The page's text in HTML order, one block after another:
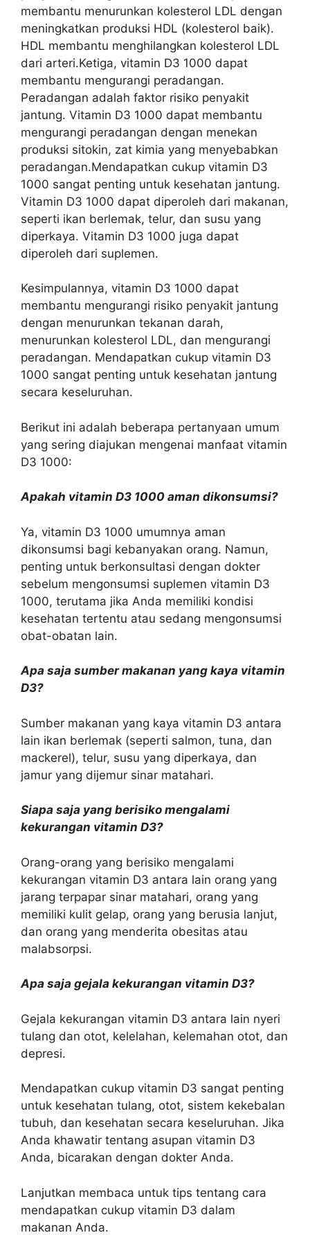
membantu menurunkan kolesterol LDL dengan
meningkatkan produksi HDL (kolesterol baik).
HDL membantu menghilangkan kolesterol LDL
dari arteri.Ketiga, vitamin D3 1000 dapat
membantu mengurangi peradangan.
Peradangan adalah faktor risiko penyakit
jantung. Vitamin D3 1000 dapat membantu
mengurangi peradangan dengan menekan
produksi sitokin, zat kimia yang menyebabkan
peradangan.Mendapatkan cukup vitamin D3
1000 sangat penting untuk kesehatan jantung.
Vitamin D3 1000 dapat diperoleh dari makanan,
seperti ikan berlemak, telur, dan susu yang
diperkaya. Vitamin D3 1000 juga dapat
diperoleh dari suplemen.
Kesimpulannya, vitamin D3 1000 dapat
membantu mengurangi risiko penyakit jantung
dengan menurunkan tekanan darah,
menurunkan kolesterol LDL, dan mengurangi
peradangan. Mendapatkan cukup vitamin D3
1000 sangat penting untuk kesehatan jantung
secara keseluruhan.
Berikut ini adalah beberapa pertanyaan umum
yang sering diajukan mengenai manfaat vitamin
D3 1000:
Apakah vitamin D3 1000 aman dikonsumsi?
Ya, vitamin D3 1000 umumnya aman
dikonsumsi bagi kebanyakan orang. Namun,
penting untuk berkonsultasi dengan dokter
sebelum mengonsumsi suplemen vitamin D3
1000, terutama jika Anda memiliki kondisi
kesehatan tertentu atau sedang mengonsumsi
obat-obatan lain.
Apa saja sumber makanan yang kaya vitamin
D3?
Sumber makanan yang kaya vitamin D3 antara
lain ikan berlemak (seperti salmon, tuna, dan
mackerel), telur, susu yang diperkaya, dan
jamur yang dijemur sinar matahari.
Siapa saja yang berisiko mengalami
kekurangan vitamin D3?
Orang-orang yang berisiko mengalami
kekurangan vitamin D3 antara lain orang yang
jarang terpapar sinar matahari, orang yang
memiliki kulit gelap, orang yang berusia lanjut,
dan orang yang menderita obesitas atau
malabsorpsi.
Apa saja gejala kekurangan vitamin D3?
Gejala kekurangan vitamin D3 antara lain nyeri
tulang dan otot, kelelahan, kelemahan otot, dan
depresi.
Mendapatkan cukup vitamin D3 sangat penting
untuk kesehatan tulang, otot, sistem kekebalan
tubuh, dan kesehatan secara keseluruhan. Jika
Anda khawatir tentang asupan vitamin D3
Anda, bicarakan dengan dokter Anda.
Lanjutkan membaca untuk tips tentang cara
mendapatkan cukup vitamin D3 dalam
makanan Anda.